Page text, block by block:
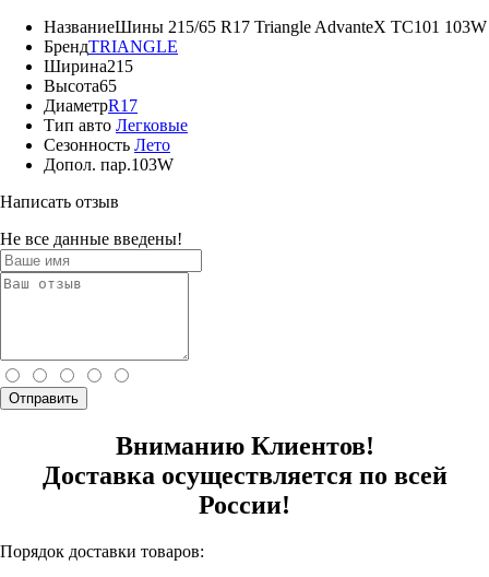
НазваниеШины 215/65 R17 Triangle AdvanteX TC101 103W
БрендTRIANGLE
Ширина215
Высота65
ДиаметрR17
Тип авто Легковые
Сезонность Лето
Допол. пар.103W
Написать отзыв
Не все данные введены!
Отправить
Вниманию Клиентов!
Доставка осуществляется по всей
России!
Порядок доставки товаров: